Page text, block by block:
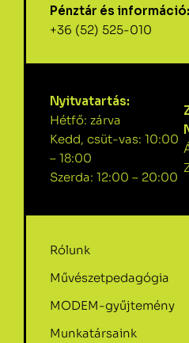
Pénztár és információ:
+36 (52) 525-010
Nyitvatartás:
Hétfő: zárva
Kedd, csüt-vas: 10:00
– 18:00
Szerda: 12:00 – 20:00
Rólunk
Művészetpedagógia
MODEM-gyűjtemény
Munkatársaink